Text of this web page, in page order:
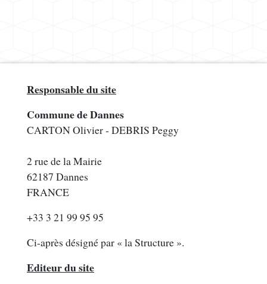
Responsable du site
Commune de Dannes
CARTON Olivier - DEBRIS Peggy
2 rue de la Mairie
62187 Dannes
FRANCE
+33 3 21 99 95 95
Ci-après désigné par « la Structure ».
Editeur du site